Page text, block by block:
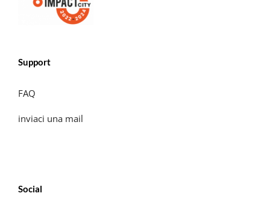
Support
FAQ
inviaci una mail
Social